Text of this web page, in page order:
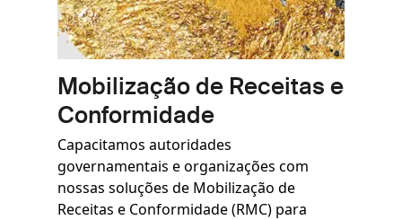
Mobilização de Receitas e
Conformidade
Capacitamos autoridades
governamentais e organizações com
nossas soluções de Mobilização de
Receitas e Conformidade (RMC) para